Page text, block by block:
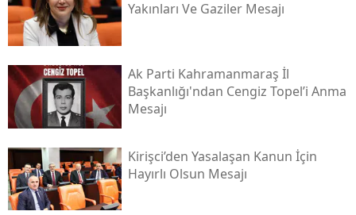
Yakınları Ve Gaziler Mesajı
Ak Parti Kahramanmaraş İl
Başkanlığı'ndan Cengiz Topel’i Anma
Mesajı
Kirişci’den Yasalaşan Kanun İçin
Hayırlı Olsun Mesajı